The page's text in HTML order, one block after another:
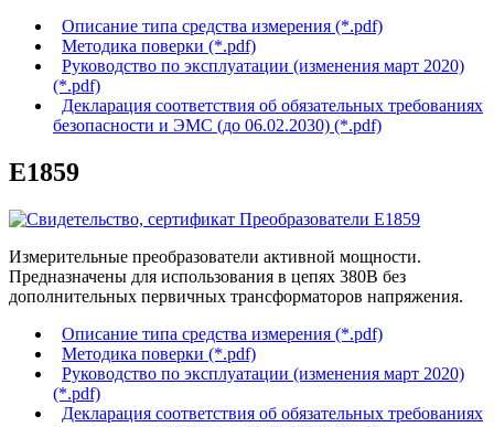
Описание типа средства измерения (*.pdf)
Методика поверки (*.pdf)
Руководство по эксплуатации (изменения март 2020)
(*.pdf)
Декларация соответствия об обязательных требованиях
безопасности и ЭМС (до 06.02.2030) (*.pdf)
Е1859
Измерительные преобразователи активной мощности.
Предназначены для использования в цепях 380В без
дополнительных первичных трансформаторов напряжения.
Описание типа средства измерения (*.pdf)
Методика поверки (*.pdf)
Руководство по эксплуатации (изменения март 2020)
(*.pdf)
Декларация соответствия об обязательных требованиях